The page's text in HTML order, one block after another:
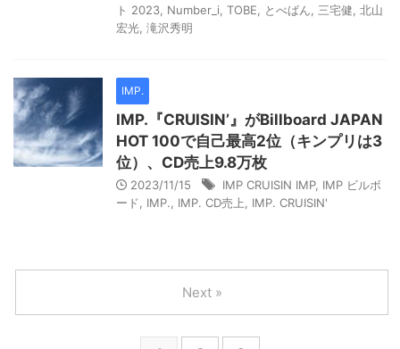
ト 2023 Number_i TOBE とべばん 三宅健 北山
宏光 滝沢秀明
IMP.
IMP.『CRUISIN’』がBillboard JAPAN
HOT 100で自己最高2位（キンプリは3
位）、CD売上9.8万枚
2023/11/15 IMP CRUISIN IMP, IMP ビルボ
ード
IMP. IMP. CD売上 IMP. CRUISIN'
Next »